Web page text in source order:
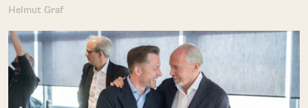
Helmut Graf